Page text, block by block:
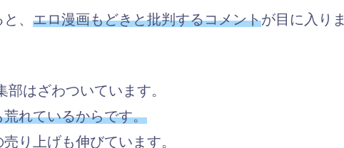
、 エロ漫画もどきと批判するコメントが目に入りま
はざわついています。
れているからです。
り上げも伸びています。